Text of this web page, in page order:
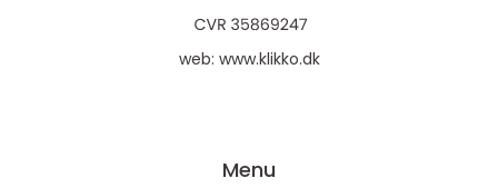
web: www.klikko.dk
Menu